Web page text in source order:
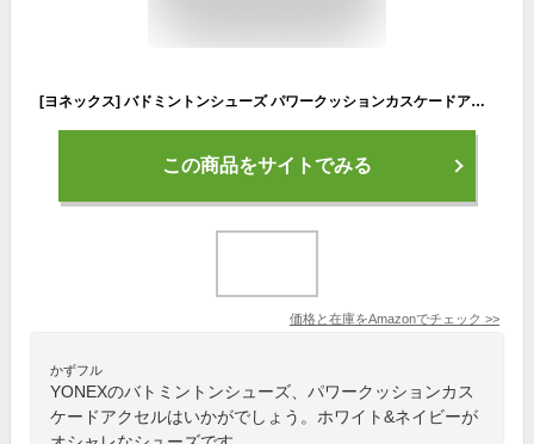
[ヨネックス] バドミントンシューズ パワークッションカスケードアクセル ホワイト/ネイビー(100) 23.0 cm
この商品をサイトでみる
価格と在庫をAmazonでチェック >>
かずフル
YONEXのバトミントンシューズ、パワークッションカス
ケードアクセルはいかがでしょう。ホワイト&ネイビーが